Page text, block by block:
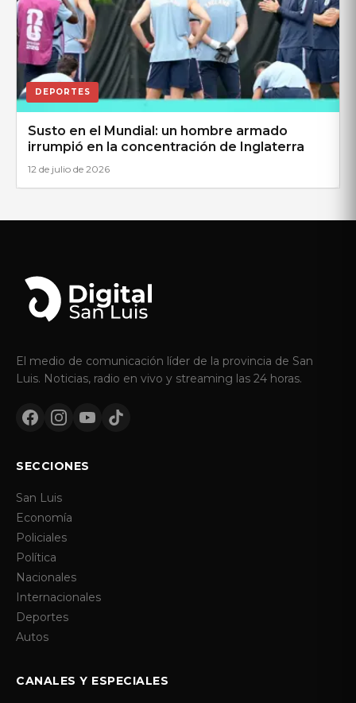
DEPORTES
Susto en el Mundial: un hombre armado
irrumpió en la concentración de Inglaterra
12 de julio de 2026
El medio de comunicación líder de la provincia de San
Luis. Noticias, radio en vivo y streaming las 24 horas.
SECCIONES
San Luis
Economía
Policiales
Política
Nacionales
Internacionales
Deportes
Autos
CANALES Y ESPECIALES